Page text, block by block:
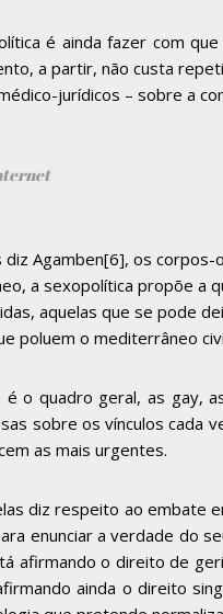
é ainda fazer com
a partir, não custa
jurídicos – sobre a
diz Agamben[6], os corpos-
a sexopolítica propõe a
aquelas que se pode
poluem o mediterrâneo
é o quadro geral, as gay,
sobre os vínculos cada
as mais urgentes.
diz respeito ao embate
enunciar a verdade do
afirmando o direito de
ainda o direito